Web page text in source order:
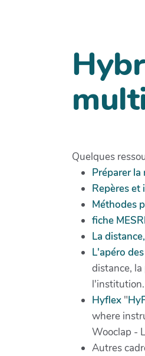
Quelques
Préparer
Repères et
Méthodes
fiche
La
L'apéro
distance,
l'institution.
Hyflex "
where
Wooclap -
Autres